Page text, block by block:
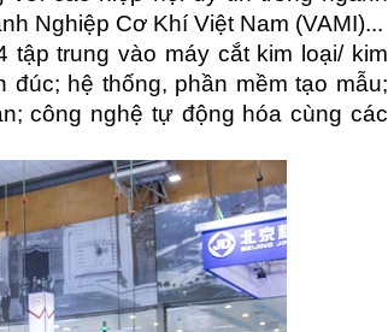
Nghiệp Cơ Khí Việt Nam (VAMI)...
trung vào máy cắt kim loại/ kim
đúc; hệ thống, phần mềm tạo mẫu;
công nghệ tự động hóa cùng các